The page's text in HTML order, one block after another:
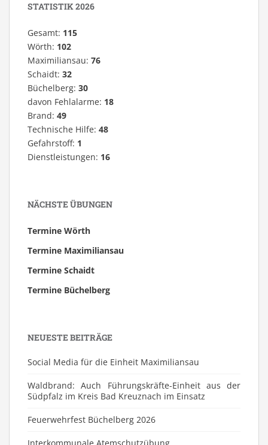
STATISTIK 2026
Gesamt: 115
Wörth: 102
Maximiliansau: 76
Schaidt: 32
Büchelberg: 30
davon Fehlalarme: 18
Brand: 49
Technische Hilfe: 48
Gefahrstoff: 1
Dienstleistungen: 16
NÄCHSTE ÜBUNGEN
Termine Wörth
Termine Maximiliansau
Termine Schaidt
Termine Büchelberg
NEUESTE BEITRÄGE
Social Media für die Einheit Maximiliansau
Waldbrand: Auch Führungskräfte-Einheit aus der
Südpfalz im Kreis Bad Kreuznach im Einsatz
Feuerwehrfest Büchelberg 2026